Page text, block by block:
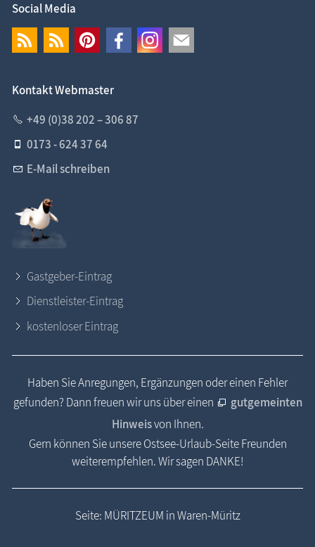
Social Media
Kontakt Webmaster
+49 (0)38 202 – 306 87
0173 - 624 37 64
E-Mail schreiben
Gastgeber-Eintrag
Dienstleister-Eintrag
kostenloser Eintrag
Haben Sie Anregungen, Ergänzungen oder einen Fehler
gefunden? Dann freuen wir uns über einen
gutgemeinten
Hinweisvon Ihnen.
Gern können Sie unsere Ostsee-Urlaub-Seite Freunden
weiterempfehlen. Wir sagen DANKE!
Seite: MÜRITZEUM in Waren-Müritz